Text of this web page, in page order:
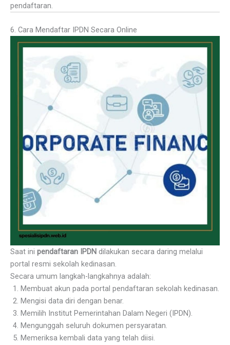
pendaftaran.
6. Cara Mendaftar IPDN Secara Online
Saat ini pendaftaran IPDN dilakukan secara daring melalui
portal resmi sekolah kedinasan.
Secara umum langkah-langkahnya adalah:
Membuat akun pada portal pendaftaran sekolah kedinasan.
Mengisi data diri dengan benar.
Memilih Institut Pemerintahan Dalam Negeri (IPDN).
Mengunggah seluruh dokumen persyaratan.
Memeriksa kembali data yang telah diisi.